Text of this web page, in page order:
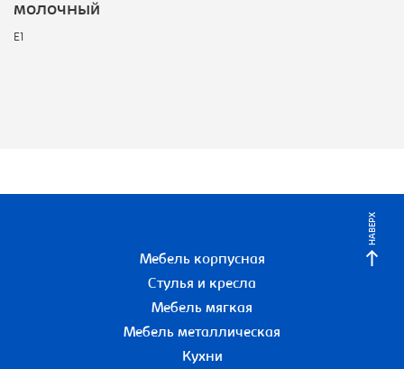
молочный
E1
НАВЕРХ
Мебель корпусная
Стулья и кресла
Мебель мягкая
Мебель металлическая
Кухни